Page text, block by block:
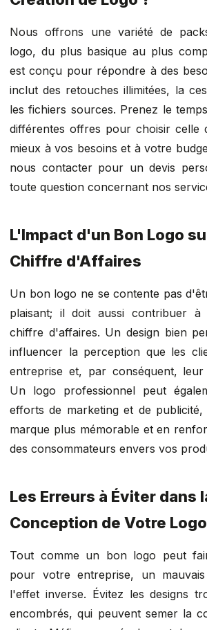
Nous offrons une variété de
logo, du plus basique au plus
est conçu pour répondre à des
inclut des retouches illimitées, la
les fichiers sources. Prenez le
différentes offres pour choisir celle
mieux à vos besoins et à votre
nous contacter pour un devis
toute question concernant nos
L'Impact d'un Bon Logo
Chiffre d'Affaires
Un bon logo ne se contente pas
plaisant; il doit aussi contribuer à
chiffre d'affaires. Un design bien
influencer la perception que les
entreprise et, par conséquent, leur
Un logo professionnel peut
efforts de marketing et de
marque plus mémorable et en
des consommateurs envers vos
Les Erreurs à Éviter dans
Conception de Votre Logo
Tout comme un bon logo peut
pour votre entreprise, un
l'effet inverse. Évitez les designs
encombrés, qui peuvent semer la